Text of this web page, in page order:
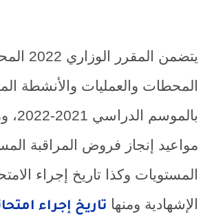
يتضمن
المحطات والعمليات والأنشطة
بالموسم
مواعيد إنجاز فروض المراقبة
المستويات وكذا تاريخ إجراء
الإشهادية ومنها تاريخ إجراء